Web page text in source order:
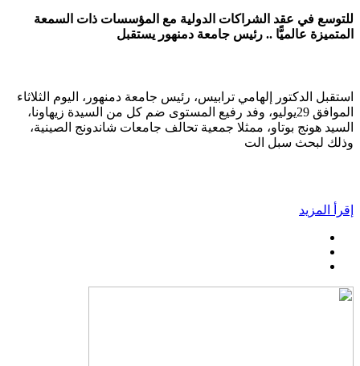
للتوسع في عقد الشراكات الدولية مع المؤسسات ذات السمعة
المتميزة عالميًّا .. رئيس جامعة دمنهور يستقبل
استقبل الدكتور إلهامي ترابيس، رئيس جامعة دمنهور، اليوم الثلاثاء
الموافق 29يوليو، وفد رفيع المستوى ضم كل من السيدة زيهاونا،
السيد هونج بوتاو، ممثلا جمعية تحالف جامعات شاندونج الصينية،
وذلك لبحث سبل الت
إقرأ المزيد